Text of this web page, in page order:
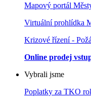
Mapový portál
Virtuální prohlídka
Krizové řízení -
Online prodej
Vybrali jsme
Poplatky za TKO